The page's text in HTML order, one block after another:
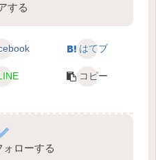
する
はてブ
コピー
ローする